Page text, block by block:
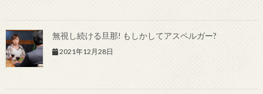
無視し続ける旦那! もしかしてアスペルガー?
2021年12月28日